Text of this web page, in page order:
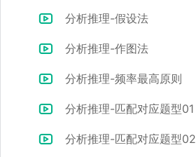
分析推理-假设法
分析推理-作图法
分析推理-频率最高原则
分析推理-匹配对应题型01
分析推理-匹配对应题型02